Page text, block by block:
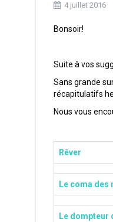
4 juillet 2016
Bonsoir!
Suite à vos
Sans grande
récapitulatifs
Nous vous
Rêver
Le coma des
Le dompteur